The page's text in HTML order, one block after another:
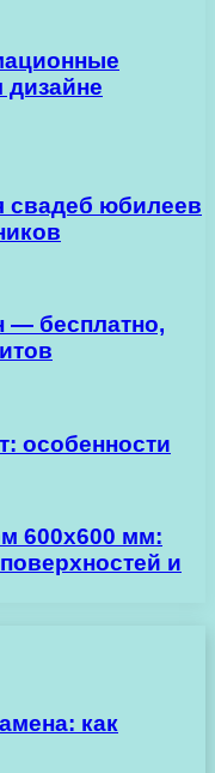
свадеб юбилеев
— бесплатно,
особенности
600х600 мм:
и
как